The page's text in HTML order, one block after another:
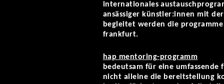
internationales
ansässiger künstler:innen mit
begleitet werden die
frankfurt.
hap mentoring-programm
bedeutsam für eine
nicht alleine die bereitstellung